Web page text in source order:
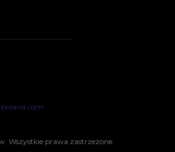
Wszystkie prawa zastrzeżone.